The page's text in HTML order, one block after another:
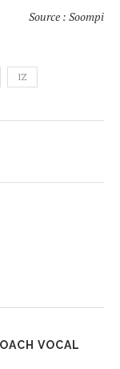
Source : Soompi
IZ
VOCAL